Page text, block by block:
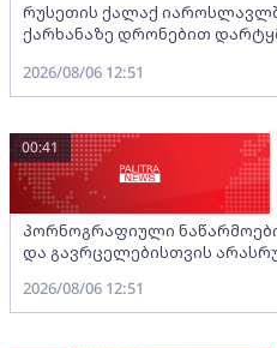
რუსეთის ქალაქ
ქარხანაზე დრონებით
2026/08/06 12:51
პორნოგრაფიული
და გავრცელებისთვის
00:41
2026/08/06 12:51